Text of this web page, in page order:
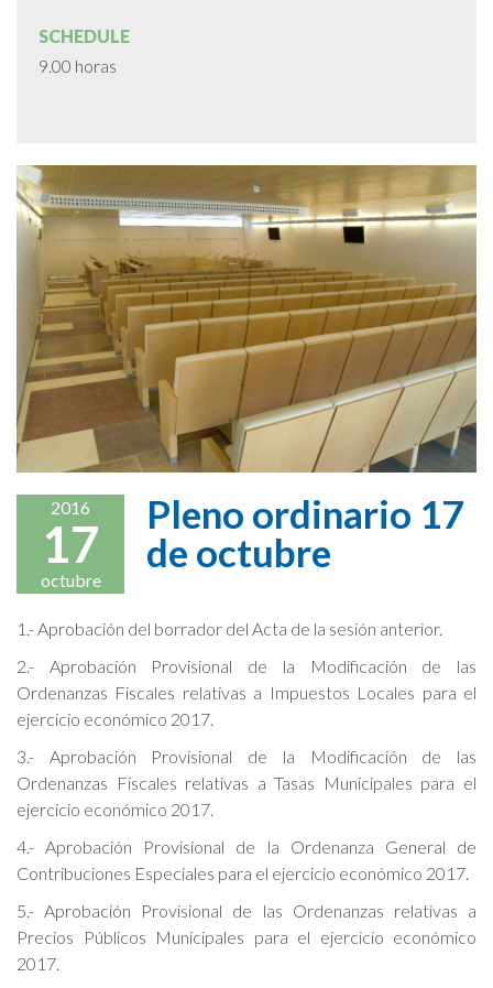
SCHEDULE
9.00 horas
2016
17
octubre
Pleno ordinario 17
de octubre
1.- Aprobación del borrador del Acta de la sesión anterior.
2.- Aprobación Provisional de la Modificación de las
Ordenanzas Fiscales relativas a Impuestos Locales para el
ejercicio económico 2017.
3.- Aprobación Provisional de la Modificación de las
Ordenanzas Fiscales relativas a Tasas Municipales para el
ejercicio económico 2017.
4.- Aprobación Provisional de la Ordenanza General de
Contribuciones Especiales para el ejercicio económico 2017.
5.- Aprobación Provisional de las Ordenanzas relativas a
Precios Públicos Municipales para el ejercicio económico
2017.